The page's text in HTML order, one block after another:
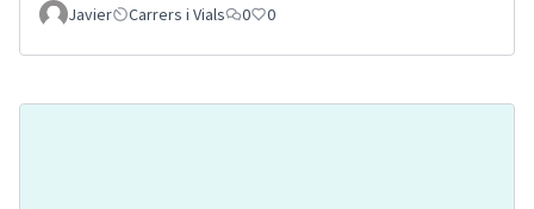
Javier
Carrers i Vials 0 0